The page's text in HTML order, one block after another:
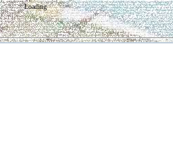
Loading